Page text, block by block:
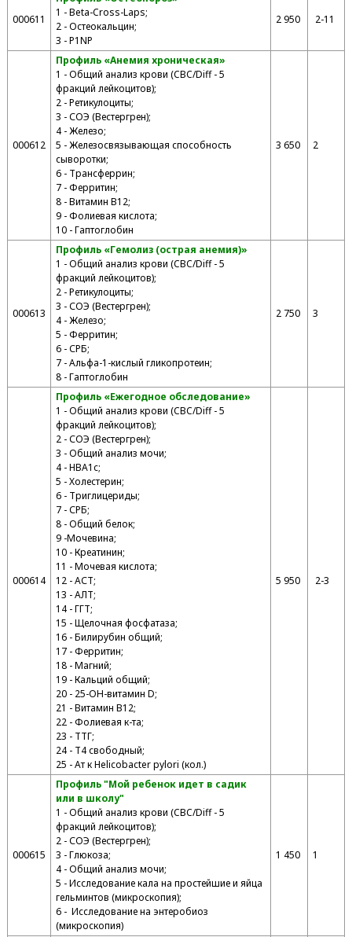
000611
1 - Beta-Cross-Laps;
2 - Остеокальцин;
3 - P1NP
2 950 2-11
000612
Профиль «Анемия хроническая»
1 - Общий анализ крови (CBC/Diff - 5
фракций лейкоцитов);
2 - Ретикулоциты;
3 - СОЭ (Вестергрен);
4 - Железо;
5 - Железосвязывающая способность
сыворотки;
6 - Трансферрин;
7 - Ферритин;
8 - Витамин В12;
9 - Фолиевая кислота;
10 - Гаптоглобин
3 650 2
000613
Профиль «Гемолиз (острая анемия)»
1 - Общий анализ крови (CBC/Diff - 5
фракций лейкоцитов);
2 - Ретикулоциты;
3 - СОЭ (Вестергрен);
4 - Железо;
5 - Ферритин;
6 - СРБ;
7 - Альфа-1-кислый гликопротеин;
8 - Гаптоглобин
2 750 3
000614
Профиль «Ежегодное обследование»
1 - Общий анализ крови (CBC/Diff - 5
фракций лейкоцитов);
2 - СОЭ (Вестергрен);
3 - Общий анализ мочи;
4 - HBA1c;
5 - Холестерин;
6 - Триглицериды;
7 - СРБ;
8 - Общий белок;
9 -Мочевина;
10 - Креатинин;
11 - Мочевая кислота;
12 - АСТ;
13 - АЛТ;
14 - ГГТ;
15 - Щелочная фосфатаза;
16 - Билирубин общий;
17 - Ферритин;
18 - Магний;
19 - Кальций общий;
20 - 25-ОН-витамин D;
21 - Витамин В12;
22 - Фолиевая к-та;
23 - ТТГ;
24 - Т4 свободный;
25 - Ат к Helicobacter pylori (кол.)
5 950 2-3
000615
Профиль "Мой ребенок идет в садик
или в школу"
1 - Общий анализ крови (CBC/Diff - 5
фракций лейкоцитов);
2 - СОЭ (Вестергрен);
3 - Глюкоза;
4 - Общий анализ мочи;
5 - Исследование кала на простейшие и яйца
гельминтов (микроскопия);
6 - Исследование на энтеробиоз
(микроскопия)
1 450 1